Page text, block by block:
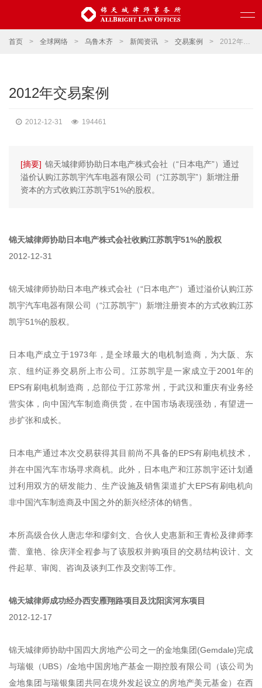
首页 > 全球网络 > 乌鲁木齐 > 新闻资讯 > 交易案例 > 2012年交易案例
2012年交易案例
2012-12-31 194461
[摘要] 锦天城律师协助日本电产株式会社（“日本电产”）通过
溢价认购江苏凯宇汽车电器有限公司（“江苏凯宇”）新增注册
资本的方式收购江苏凯宇51%的股权。
锦天城律师协助日本电产株式会社收购江苏凯宇51%的股权
2012-12-31
锦天城律师协助日本电产株式会社（“日本电产”）通过溢价认购江苏
凯宇汽车电器有限公司（“江苏凯宇”）新增注册资本的方式收购江苏
凯宇51%的股权。
日本电产成立于1973年，是全球最大的电机制造商，为大阪、东
京、纽约证券交易所上市公司。江苏凯宇是一家成立于2001年的
EPS有刷电机制造商，总部位于江苏常州，于武汉和重庆有业务经
营实体，向中国汽车制造商供货，在中国市场表现强劲，有望进一
步扩张和成长。
日本电产通过本次交易获得其目前尚不具备的EPS有刷电机技术，
并在中国汽车市场寻求商机。此外，日本电产和江苏凯宇还计划通
过利用双方的研发能力、生产设施及销售渠道扩大EPS有刷电机向
非中国汽车制造商及中国之外的新兴经济体的销售。
本所高级合伙人唐志华和缪剑文、合伙人史惠新和王青松及律师李
蕾、童艳、徐庆洋全程参与了该股权并购项目的交易结构设计、文
件起草、审阅、咨询及谈判工作及交割等工作。
锦天城律师成功经办西安雁翔路项目及沈阳滨河东项目
2012-12-17
锦天城律师协助中国四大房地产公司之一的金地集团(Gemdale)完成
与瑞银（UBS）/金地中国房地产基金一期控股有限公司（该公司为
金地集团与瑞银集团共同在境外发起设立的房地产美元基金）在西